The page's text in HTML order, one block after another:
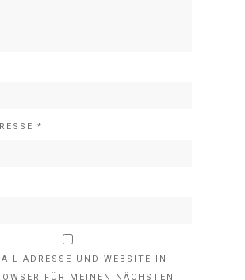
*
ADRESSE UND WEBSITE IN
FÜR MEINEN NÄCHSTEN